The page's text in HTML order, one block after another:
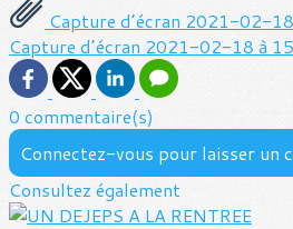
Capture d’écran 2021-02-
Capture d’écran 2021-02-18 à
0 commentaire(s)
Connectez-vous pour laisser un
Consultez également